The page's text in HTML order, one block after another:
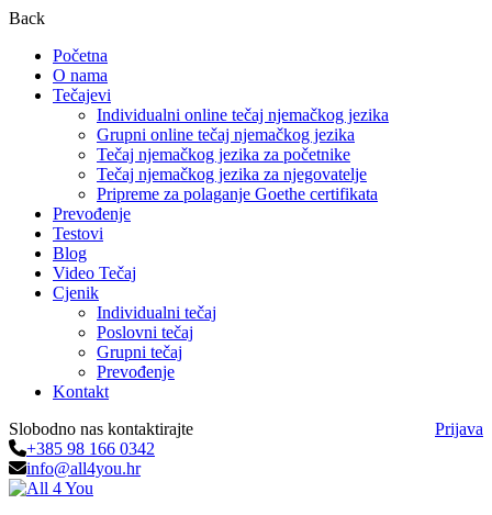
Back
Početna
O nama
Tečajevi
Individualni online tečaj njemačkog jezika
Grupni online tečaj njemačkog jezika
Tečaj njemačkog jezika za početnike
Tečaj njemačkog jezika za njegovatelje
Pripreme za polaganje Goethe certifikata
Prevođenje
Testovi
Blog
Video Tečaj
Cjenik
Individualni tečaj
Poslovni tečaj
Grupni tečaj
Prevođenje
Kontakt
Slobodno nas kontaktirajte
+385 98 166 0342
info@all4you.hr
Prijava